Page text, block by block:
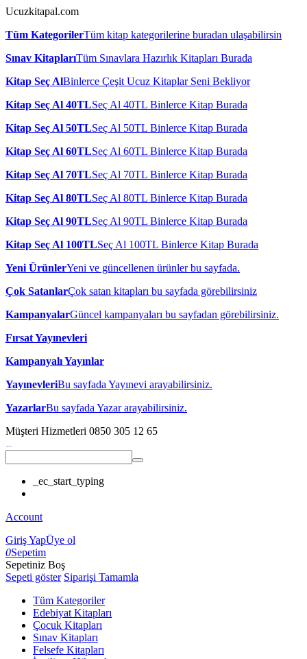
Ucuzkitapal.com
Tüm KategorilerTüm kitap kategorilerine buradan ulaşabilirsin
Sınav KitaplarıTüm Sınavlara Hazırlık Kitapları Burada
Kitap Seç AlBinlerce Çeşit Ucuz Kitaplar Seni Bekliyor
Kitap Seç Al 40TLSeç Al 40TL Binlerce Kitap Burada
Kitap Seç Al 50TLSeç Al 50TL Binlerce Kitap Burada
Kitap Seç Al 60TLSeç Al 60TL Binlerce Kitap Burada
Kitap Seç Al 70TLSeç Al 70TL Binlerce Kitap Burada
Kitap Seç Al 80TLSeç Al 80TL Binlerce Kitap Burada
Kitap Seç Al 90TLSeç Al 90TL Binlerce Kitap Burada
Kitap Seç Al 100TLSeç Al 100TL Binlerce Kitap Burada
Yeni ÜrünlerYeni ve güncellenen ürünler bu sayfada.
Çok SatanlarÇok satan kitapları bu sayfada görebilirsiniz
KampanyalarGüncel kampanyaları bu sayfadan görebilirsiniz.
Fırsat Yayınevleri
Kampanyalı Yayınlar
YayınevleriBu sayfada Yayınevi arayabilirsiniz.
YazarlarBu sayfada Yazar arayabilirsiniz.
Müşteri Hizmetleri 0850 305 12 65
_ec_start_typing
Account
Giriş YapÜye ol
0Sepetim
Sepetiniz Boş
Sepeti göster Siparişi Tamamla
Tüm Kategoriler
Edebiyat Kitapları
Çocuk Kitapları
Sınav Kitapları
Felsefe Kitapları